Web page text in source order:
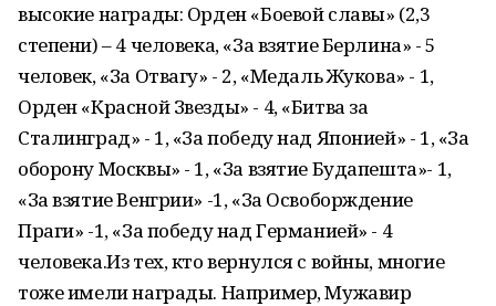
высокие награды: Орден «Боевой славы» (2,3
степени) – 4 человека, «За взятие Берлина» - 5
человек, «За Отвагу» - 2, «Медаль Жукова» - 1,
Орден «Красной Звезды» - 4, «Битва за
Сталинград» - 1, «За победу над Японией» - 1, «За
оборону Москвы» - 1, «За взятие Будапешта»- 1,
«За взятие Венгрии» -1, «За Освоборждение
Праги» -1, «За победу над Германией» - 4
человека.Из тех, кто вернулся с войны, многие
тоже имели награды. Например, Мужавир